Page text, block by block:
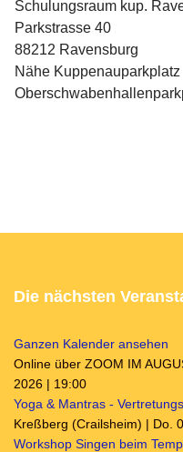
Schulungsraum kup.
Parkstrasse 40
88212 Ravensburg
Nähe Kuppenauparkplatz
Die nächsten
Ganzen Kalender ansehen
Online über ZOOM IM
2026 | 19:00
Yoga & Mantras -
Kreßberg (Crailsheim) | Do.
Workshop Singen beim